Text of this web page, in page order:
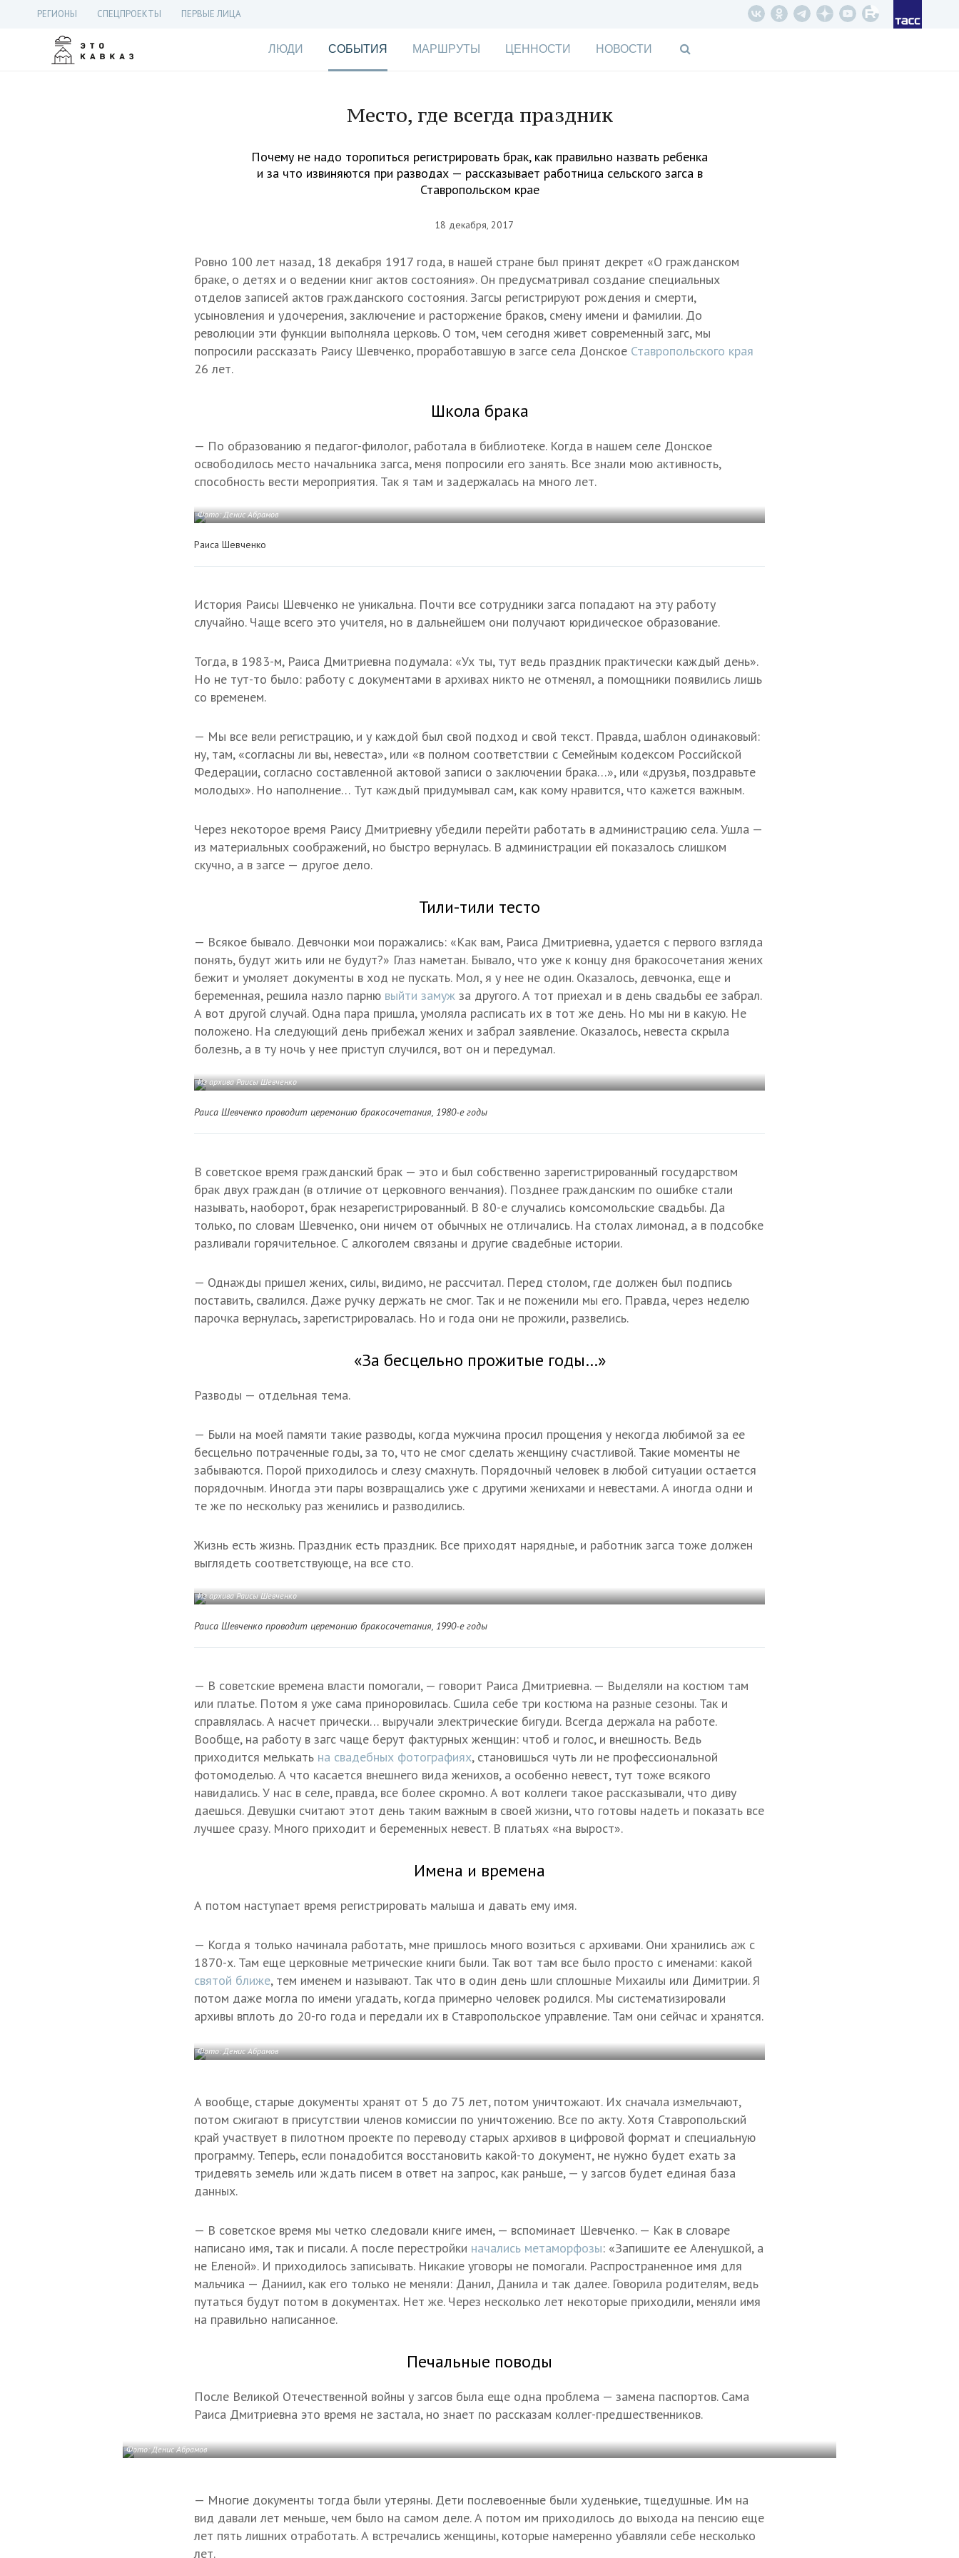
РЕГИОНЫ СПЕЦПРОЕКТЫ ПЕРВЫЕ ЛИЦА
ЛЮДИ СОБЫТИЯ МАРШРУТЫ ЦЕННОСТИ НОВОСТИ
Место, где всегда праздник
Почему не надо торопиться регистрировать брак, как правильно назвать ребенка
и за что извиняются при разводах — рассказывает работница сельского загса в
Ставропольском крае
18 декабря, 2017
Ровно 100 лет назад, 18 декабря 1917 года, в нашей стране был принят декрет «О гражданском
браке, о детях и о ведении книг актов состояния». Он предусматривал создание специальных
отделов записей актов гражданского состояния. Загсы регистрируют рождения и смерти,
усыновления и удочерения, заключение и расторжение браков, смену имени и фамилии. До
революции эти функции выполняла церковь. О том, чем сегодня живет современный загс, мы
попросили рассказать Раису Шевченко, проработавшую в загсе села Донское Ставропольского края
26 лет.
Школа брака
— По образованию я педагог-филолог, работала в библиотеке. Когда в нашем селе Донское
освободилось место начальника загса, меня попросили его занять. Все знали мою активность,
способность вести мероприятия. Так я там и задержалась на много лет.
Фото: Денис Абрамов
Раиса Шевченко
История Раисы Шевченко не уникальна. Почти все сотрудники загса попадают на эту работу
случайно. Чаще всего это учителя, но в дальнейшем они получают юридическое образование.
Тогда, в 1983-м, Раиса Дмитриевна подумала: «Ух ты, тут ведь праздник практически каждый день».
Но не тут-то было: работу с документами в архивах никто не отменял, а помощники появились лишь
со временем.
— Мы все вели регистрацию, и у каждой был свой подход и свой текст. Правда, шаблон одинаковый:
ну, там, «согласны ли вы, невеста», или «в полном соответствии с Семейным кодексом Российской
Федерации, согласно составленной актовой записи о заключении брака…», или «друзья, поздравьте
молодых». Но наполнение… Тут каждый придумывал сам, как кому нравится, что кажется важным.
Через некоторое время Раису Дмитриевну убедили перейти работать в администрацию села. Ушла —
из материальных соображений, но быстро вернулась. В администрации ей показалось слишком
скучно, а в загсе — другое дело.
Тили-тили тесто
— Всякое бывало. Девчонки мои поражались: «Как вам, Раиса Дмитриевна, удается с первого взгляда
понять, будут жить или не будут?» Глаз наметан. Бывало, что уже к концу дня бракосочетания жених
бежит и умоляет документы в ход не пускать. Мол, я у нее не один. Оказалось, девчонка, еще и
беременная, решила назло парню выйти замуж за другого. А тот приехал и в день свадьбы ее забрал.
А вот другой случай. Одна пара пришла, умоляла расписать их в тот же день. Но мы ни в какую. Не
положено. На следующий день прибежал жених и забрал заявление. Оказалось, невеста скрыла
болезнь, а в ту ночь у нее приступ случился, вот он и передумал.
Из архива Раисы Шевченко
Раиса Шевченко проводит церемонию бракосочетания, 1980-е годы
В советское время гражданский брак — это и был собственно зарегистрированный государством
брак двух граждан (в отличие от церковного венчания). Позднее гражданским по ошибке стали
называть, наоборот, брак незарегистрированный. В 80-е случались комсомольские свадьбы. Да
только, по словам Шевченко, они ничем от обычных не отличались. На столах лимонад, а в подсобке
разливали горячительное. С алкоголем связаны и другие свадебные истории.
— Однажды пришел жених, силы, видимо, не рассчитал. Перед столом, где должен был подпись
поставить, свалился. Даже ручку держать не смог. Так и не поженили мы его. Правда, через неделю
парочка вернулась, зарегистрировалась. Но и года они не прожили, развелись.
«За бесцельно прожитые годы…»
Разводы — отдельная тема.
— Были на моей памяти такие разводы, когда мужчина просил прощения у некогда любимой за ее
бесцельно потраченные годы, за то, что не смог сделать женщину счастливой. Такие моменты не
забываются. Порой приходилось и слезу смахнуть. Порядочный человек в любой ситуации остается
порядочным. Иногда эти пары возвращались уже с другими женихами и невестами. А иногда одни и
те же по нескольку раз женились и разводились.
Жизнь есть жизнь. Праздник есть праздник. Все приходят нарядные, и работник загса тоже должен
выглядеть соответствующе, на все сто.
Из архива Раисы Шевченко
Раиса Шевченко проводит церемонию бракосочетания, 1990-е годы
— В советские времена власти помогали, — говорит Раиса Дмитриевна. — Выделяли на костюм там
или платье. Потом я уже сама приноровилась. Сшила себе три костюма на разные сезоны. Так и
справлялась. А насчет прически… выручали электрические бигуди. Всегда держала на работе.
Вообще, на работу в загс чаще берут фактурных женщин: чтоб и голос, и внешность. Ведь
приходится мелькать на свадебных фотографиях, становишься чуть ли не профессиональной
фотомоделью. А что касается внешнего вида женихов, а особенно невест, тут тоже всякого
навидались. У нас в селе, правда, все более скромно. А вот коллеги такое рассказывали, что диву
даешься. Девушки считают этот день таким важным в своей жизни, что готовы надеть и показать все
лучшее сразу. Много приходит и беременных невест. В платьях «на вырост».
Имена и времена
А потом наступает время регистрировать малыша и давать ему имя.
— Когда я только начинала работать, мне пришлось много возиться с архивами. Они хранились аж с
1870-х. Там еще церковные метрические книги были. Так вот там все было просто с именами: какой
святой ближе, тем именем и называют. Так что в один день шли сплошные Михаилы или Димитрии. Я
потом даже могла по имени угадать, когда примерно человек родился. Мы систематизировали
архивы вплоть до 20-го года и передали их в Ставропольское управление. Там они сейчас и хранятся.
Фото: Денис Абрамов
А вообще, старые документы хранят от 5 до 75 лет, потом уничтожают. Их сначала измельчают,
потом сжигают в присутствии членов комиссии по уничтожению. Все по акту. Хотя Ставропольский
край участвует в пилотном проекте по переводу старых архивов в цифровой формат и специальную
программу. Теперь, если понадобится восстановить какой-то документ, не нужно будет ехать за
тридевять земель или ждать писем в ответ на запрос, как раньше, — у загсов будет единая база
данных.
— В советское время мы четко следовали книге имен, — вспоминает Шевченко. — Как в словаре
написано имя, так и писали. А после перестройки начались метаморфозы: «Запишите ее Аленушкой, а
не Еленой». И приходилось записывать. Никакие уговоры не помогали. Распространенное имя для
мальчика — Даниил, как его только не меняли: Данил, Данила и так далее. Говорила родителям, ведь
путаться будут потом в документах. Нет же. Через несколько лет некоторые приходили, меняли имя
на правильно написанное.
Печальные поводы
После Великой Отечественной войны у загсов была еще одна проблема — замена паспортов. Сама
Раиса Дмитриевна это время не застала, но знает по рассказам коллег-предшественников.
Фото: Денис Абрамов
— Многие документы тогда были утеряны. Дети послевоенные были худенькие, тщедушные. Им на
вид давали лет меньше, чем было на самом деле. А потом им приходилось до выхода на пенсию еще
лет пять лишних отработать. А встречались женщины, которые намеренно убавляли себе несколько
лет.